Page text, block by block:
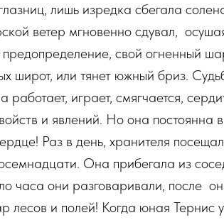
лишь изредка сбегала
ветер мгновенно сдувал,
свой огненный
широт, или тянет южный бриз.
работает, играет, смягчается,
и явлений. Но она постоянна
Раз в день, хранителя
Она прибегала из
часа они разговаривали, после
лесов и полей! Когда юная Тернис